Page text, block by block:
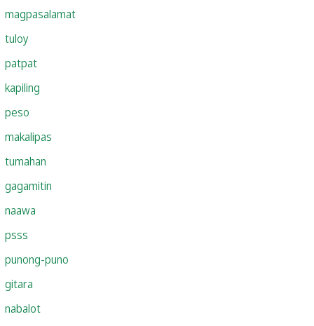
magpasalamat
tuloy
patpat
kapiling
peso
makalipas
tumahan
gagamitin
naawa
psss
punong-puno
gitara
nabalot